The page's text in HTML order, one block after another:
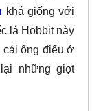
khá giống với
lá Hobbit này
cái ống điếu ở
những giọt